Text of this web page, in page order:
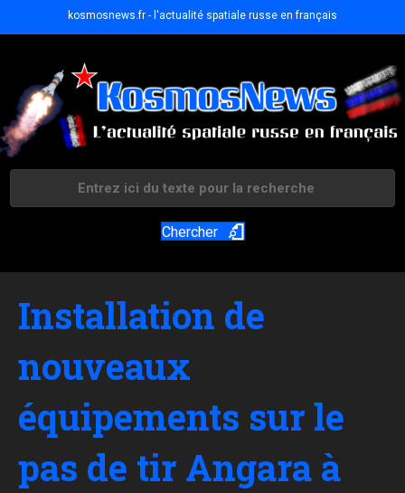
kosmosnews.fr - l'actualité spatiale russe en français
Chercher
Installation de
nouveaux
équipements sur le
pas de tir Angara à